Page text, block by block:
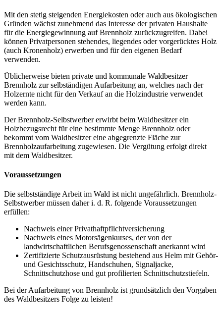
Mit den stetig steigenden Energiekosten oder auch aus ökologischen
Gründen wächst zunehmend das Interesse der privaten Haushalte
für die Energiegewinnung auf Brennholz zurückzugreifen. Dabei
können Privatpersonen stehendes, liegendes oder vorgerücktes Holz
(auch Kronenholz) erwerben und für den eigenen Bedarf
verwenden.
Üblicherweise bieten private und kommunale Waldbesitzer
Brennholz zur selbständigen Aufarbeitung an, welches nach der
Holzernte nicht für den Verkauf an die Holzindustrie verwendet
werden kann.
Der Brennholz-Selbstwerber erwirbt beim Waldbesitzer ein
Holzbezugsrecht für eine bestimmte Menge Brennholz oder
bekommt vom Waldbesitzer eine abgegrenzte Fläche zur
Brennholzaufarbeitung zugewiesen. Die Vergütung erfolgt direkt
mit dem Waldbesitzer.
Voraussetzungen
Die selbstständige Arbeit im Wald ist nicht ungefährlich. Brennholz-
Selbstwerber müssen daher i. d. R. folgende Voraussetzungen
erfüllen:
Nachweis einer Privathaftpflichtversicherung
Nachweis eines Motorsägenkurses, der von der
landwirtschaftlichen Berufsgenossenschaft anerkannt wird
Zertifizierte Schutzausrüstung bestehend aus Helm mit Gehör-
und Gesichtsschutz, Handschuhen, Signaljacke,
Schnittschutzhose und gut profilierten Schnittschutzstiefeln.
Bei der Aufarbeitung von Brennholz ist grundsätzlich den Vorgaben
des Waldbesitzers Folge zu leisten!